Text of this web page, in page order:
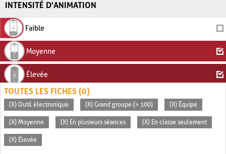
INTENSITÉ D'ANIMATION
Faible
Moyenne
Élevée
TOUTES LES FICHES (0)
(X) Outil électronique (X) Grand groupe (> 100) (X) Équipe
(X) Moyenne (X) En plusieurs séances (X) En classe seulement
(X) Élevée